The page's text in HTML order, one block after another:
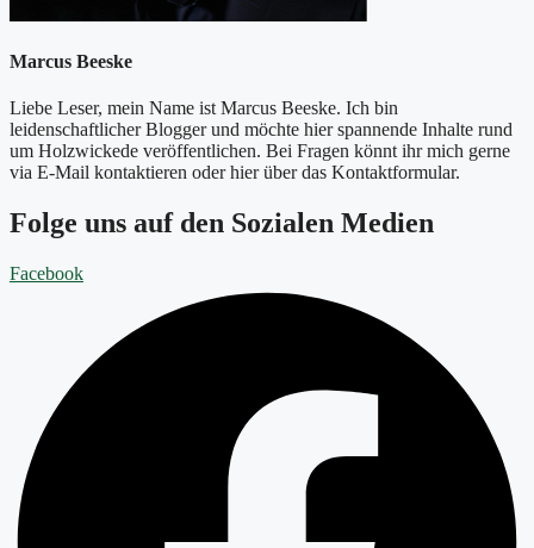
Marcus Beeske
Liebe Leser, mein Name ist Marcus Beeske. Ich bin
leidenschaftlicher Blogger und möchte hier spannende Inhalte rund
um Holzwickede veröffentlichen. Bei Fragen könnt ihr mich gerne
via E-Mail kontaktieren oder hier über das Kontaktformular.
Folge uns auf den Sozialen Medien
Facebook